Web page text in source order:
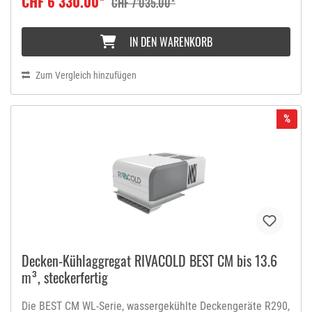
Plattenwärmetauscher hilft, die Kapazität zu maximieren
erforderliche Kältemittelmenge zu begrenzen (maximal 150
g pro pro Kreislauf), so dass eine Installation in bewohnten
Kondensation sorgt für eine Reduzierung des
hinaus verwenden diese Produkte Verdichter mit hohem
führen. Die neue RIV-OLUTION-Elektronik und die neue,
intern entwickelte Software, mit SMART DEFROST Funktion,
garantieren höchste Präzision und Stabilität bei der
Temperaturregelung und eine erhebliche
IN DEN WARENKORB
Zum Vergleich hinzufügen
%
Decken-Kühlaggregat RIVACOLD BEST CM bis 13.6
m³, steckerfertig
Die BEST CM WL-Serie, wassergekühlte Deckengeräte R290,